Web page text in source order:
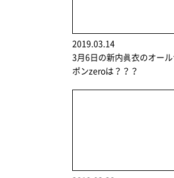
2019.03.14
3月6日の新内眞衣のオー
ポンzeroは？？？